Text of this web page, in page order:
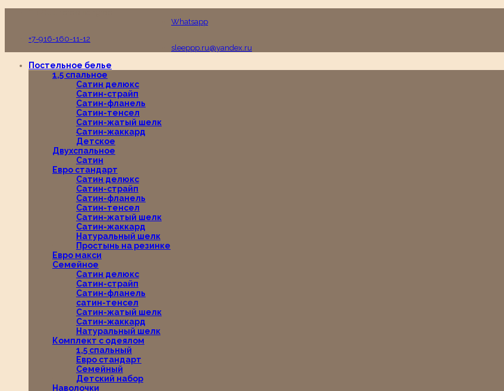
Whatsapp
+7-916-160-11-12
sleeppp.ru@yandex.ru
Постельное белье
1,5 спальное
Сатин делюкс
Сатин-страйп
Сатин-фланель
Сатин-тенсел
Сатин-жатый шелк
Сатин-жаккард
Детское
Двухспальное
Сатин
Евро стандарт
Сатин делюкс
Сатин-страйп
Сатин-фланель
Сатин-тенсел
Сатин-жатый шелк
Сатин-жаккард
Натуральный шелк
Простынь на резинке
Евро макси
Семейное
Сатин делюкс
Сатин-страйп
Сатин-фланель
сатин-тенсел
Сатин-жатый шелк
Сатин-жаккард
Натуральный шелк
Комплект с одеялом
1,5 спальный
Евро стандарт
Семейный
Детский набор
Наволочки